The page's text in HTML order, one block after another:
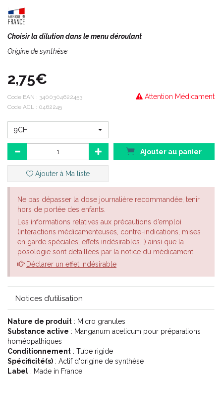
Choisir la dilution dans le menu déroulant
Origine de synthèse
2,75€
Attention Médicament
Code EAN : 3400304622453
Code ACL : 0462245
9CH
Ajouter au panier
Ajouter à Ma liste
Ne pas dépasser la dose journalière recommandée, tenir
hors de portée des enfants.
Les informations relatives aux précautions d’emploi
(interactions médicamenteuses, contre-indications, mises
en garde spéciales, effets indésirables...) ainsi que la
posologie sont détaillées par la notice du médicament.
Déclarer un effet indésirable
Notices d’utilisation
Nature de produit : Micro granules
Substance active : Manganum aceticum pour préparations
homéopathiques
Conditionnement : Tube rigide
Spécificité(s) : Actif d'origine de synthèse
Label : Made in France